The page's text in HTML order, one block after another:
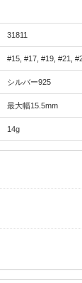
31811
#15, #17, #19, #21,
シルバー925
最大幅15.5mm
14g